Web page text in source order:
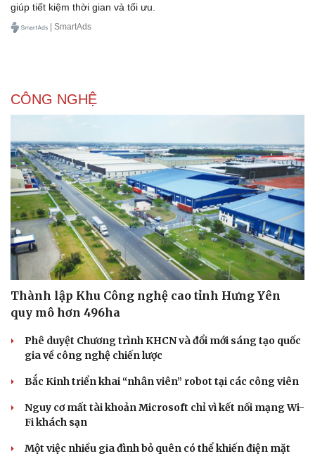
Tư vấn
Săn Tour
check-in
Câu chuyện thời sự
Đọc truyện đêm khuya
Cửa sổ tình yêu
Kể chuyện cho bé
Hạt giống tâm hồn
giúp tiết kiệm thời gian và tối ưu.
| SmartAds
CÔNG NGHỆ
Thành lập Khu Công nghệ cao tỉnh Hưng Yên
quy mô hơn 496ha
Phê duyệt Chương trình KHCN và đổi mới sáng tạo quốc
gia về công nghệ chiến lược
Bắc Kinh triển khai “nhân viên” robot tại các công viên
Nguy cơ mất tài khoản Microsoft chỉ vì kết nối mạng Wi-
Fi khách sạn
Một việc nhiều gia đình bỏ quên có thể khiến điện mặt